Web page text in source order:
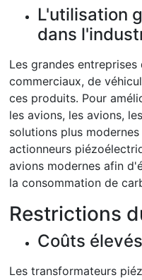
L'utilisation
dans
Les grandes
commerciaux, de
ces produits. Pour
les avions, les avions,
solutions plus
actionneurs
avions modernes afin
la consommation de
Restrictions
Coûts
Les transformateurs